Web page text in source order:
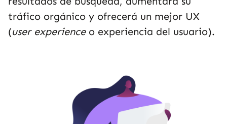
tráfico orgánico y ofrecerá un mejor UX
(user experienceo experiencia del usuario).